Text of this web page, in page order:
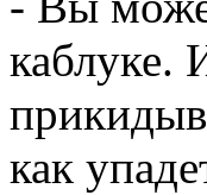
каблуке.
как